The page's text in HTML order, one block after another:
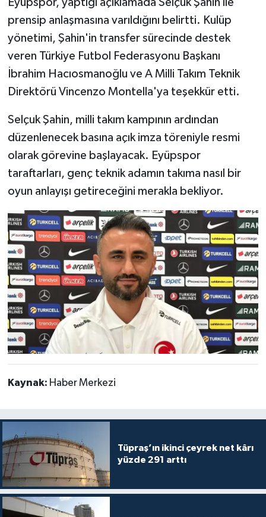
Eyüpspor, yaptığı açıklamada Selçuk Şahin ile
prensip anlaşmasına varıldığını belirtti. Kulüp
yönetimi, Şahin'in transfer sürecinde destek
veren Türkiye Futbol Federasyonu Başkanı
İbrahim Hacıosmanoğlu ve A Milli Takım Teknik
Direktörü Vincenzo Montella'ya teşekkür etti.
Selçuk Şahin, milli takım kampının ardından
düzenlenecek basına açık imza töreniyle resmi
olarak görevine başlayacak. Eyüpspor
taraftarları, genç teknik adamın takıma nasıl bir
oyun anlayışı getireceğini merakla bekliyor.
Kaynak: Haber Merkezi
Tüpraş’ın ikinci çeyrek net kârı
yüzde 291 arttı